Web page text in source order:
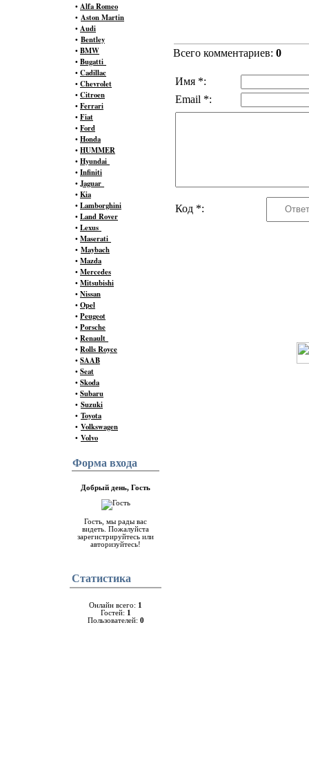
•Alfa Romeo
• Aston Martin
•Audi
• Bentley
•BMW
•Bugatti
•Cadillac
•Chevrolet
•Citroen
•Ferrari
•Fiat
•Ford
•Honda
•HUMMER
•Hyundai
•Infiniti
•Jaguar
•Kia
•Lamborghini
•Land Rover
•Lexus
•Maserati
• Maybach
•Mazda
•Mercedes
•Mitsubishi
•Nissan
•Opel
•Peugeot
•Porsche
•Renault
•Rolls Royce
•SAAB
•Seat
•Skoda
•Subaru
• Suzuki
• Toyota
• Volkswagen
• Volvo
Форма входа
Добрый день, Гость
Гость, мы рады вас
видеть. Пожалуйста
зарегистрируйтесь или
авторизуйтесь!
Cтатистика
Онлайн всего: 1
Гостей: 1
Пользователей: 0
Всего комментариев: 0
Имя *:
Email *:
Код *: